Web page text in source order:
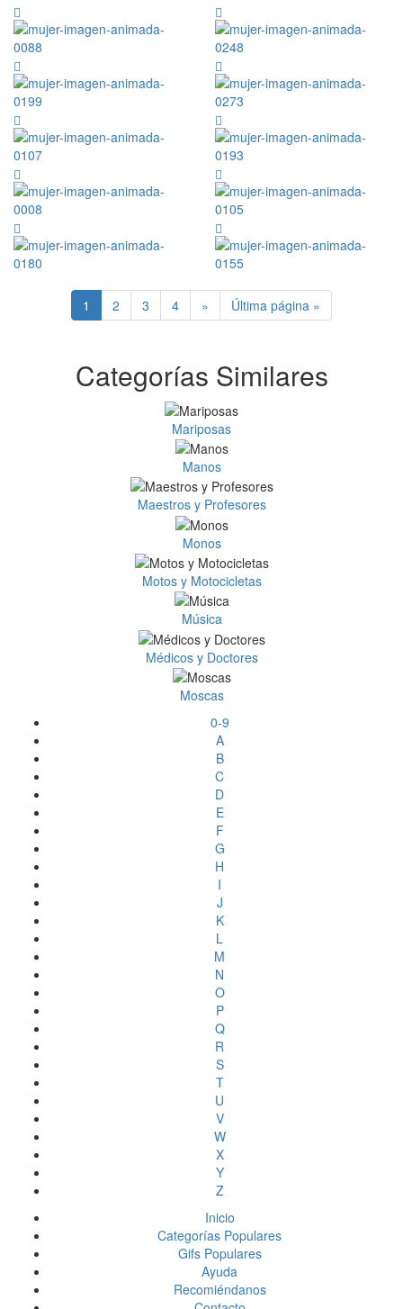
1 2 3 4 » Última página »
Categorías Similares
Mariposas
Manos
Maestros y Profesores
Monos
Motos y Motocicletas
Música
Médicos y Doctores
Moscas
0-9
A
B
C
D
E
F
G
H
I
J
K
L
M
N
O
P
Q
R
S
T
U
V
W
X
Y
Z
Inicio
Categorías Populares
Gifs Populares
Ayuda
Recomiéndanos